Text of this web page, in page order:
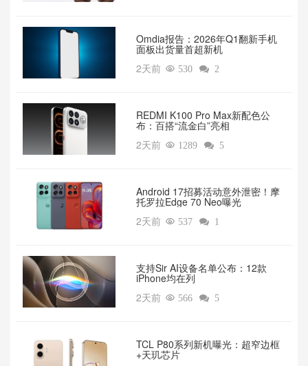
Omdia报告：2026年Q1翻新手机
面板出货量首超新机
2天前  530  2
REDMI K100 Pro Max新配色公
布：百搭“流金白”亮相
2天前  1289  5
Android 17招募活动意外泄密！摩
托罗拉Edge 70 Neo曝光
2天前  537  1
支持Sir AI设备名单公布：12款
iPhone均在列
2天前  566  5
TCL P80系列新机曝光：超窄边框
+天玑芯片